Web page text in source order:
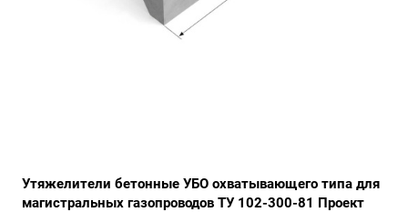
Утяжелители бетонные УБО охватывающего типа для
магистральных газопроводов ТУ 102-300-81 Проект